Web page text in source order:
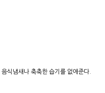
식냄새나 축축한 습기를 없애준다.